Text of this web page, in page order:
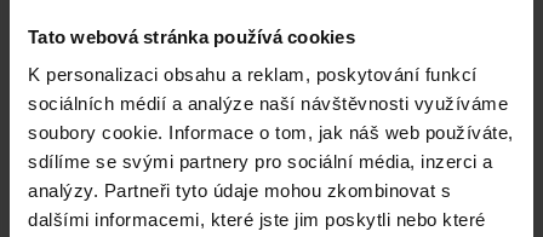
Tato webová stránka používá cookies
K personalizaci obsahu a reklam, poskytování funkcí
sociálních médií a analýze naší návštěvnosti využíváme
soubory cookie. Informace o tom, jak náš web používáte,
sdílíme se svými partnery pro sociální média, inzerci a
analýzy. Partneři tyto údaje mohou zkombinovat s
dalšími informacemi, které jste jim poskytli nebo které
BodyWorld
BodyWorld